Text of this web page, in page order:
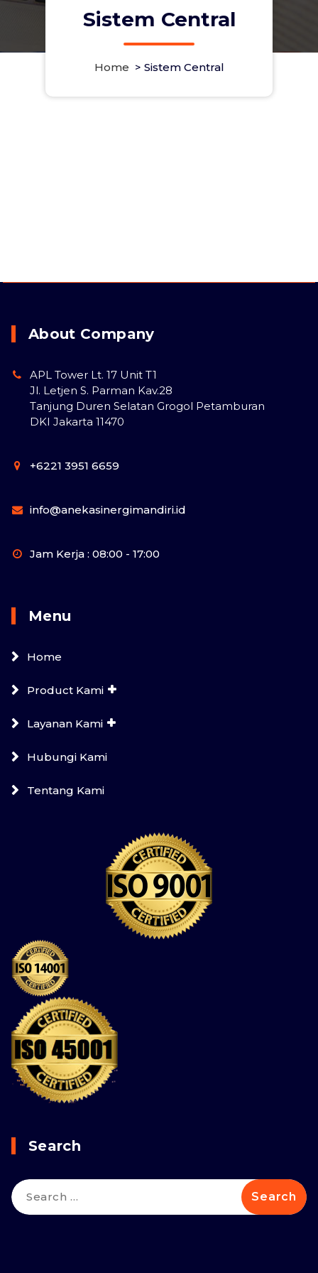
Sistem Central
Home > Sistem Central
About Company
APL Tower Lt. 17 Unit T1
Jl. Letjen S. Parman Kav.28
Tanjung Duren Selatan Grogol Petamburan
DKI Jakarta 11470
+6221 3951 6659
info@anekasinergimandiri.id
Jam Kerja : 08:00 - 17:00
Menu
Home
Product Kami
Layanan Kami
Hubungi Kami
Tentang Kami
Search
Search
for: